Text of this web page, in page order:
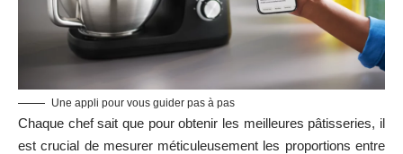
Une appli pour vous guider pas à pas
Chaque chef sait que pour obtenir les meilleures pâtisseries, il
est crucial de mesurer méticuleusement les proportions entre